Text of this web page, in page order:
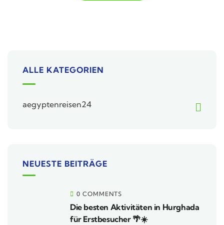
ALLE KATEGORIEN
aegyptenreisen24
NEUESTE BEITRÄGE
0 COMMENTS
Die besten Aktivitäten in Hurghada
für Erstbesucher 🌴☀️